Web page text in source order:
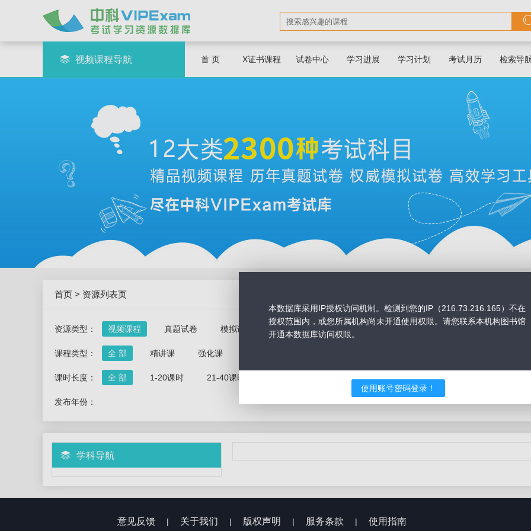
视频课程导航 首 页 X证书课程 试卷中心 学习进展 学习计划 考试月历 检索导
首页 > 资源列表页
资源类型： 视频课程 真题试卷 模拟试卷
课程类型： 全 部 精讲课 强化课
课时长度： 全 部 1-20课时 21-40课时 60课时以上
发布年份：
学科导航
意见反馈 | 关于我们 | 版权声明 | 服务条款 | 使用指南
本数据库采用IP授权访问机制。检测到您的IP（216.73.216.165）不在
授权范围内，或您所属机构尚未开通使用权限。请您联系本机构图书馆
开通本数据库访问权限。
使用账号密码登录！